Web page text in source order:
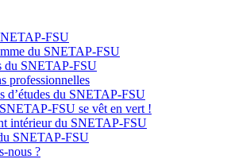
FSU
du SNETAP-FSU
du SNETAP-FSU
professionnelles
d’études du SNETAP-FSU
FSU se vêt en vert !
intérieur du SNETAP-FSU
SNETAP-FSU
nous ?